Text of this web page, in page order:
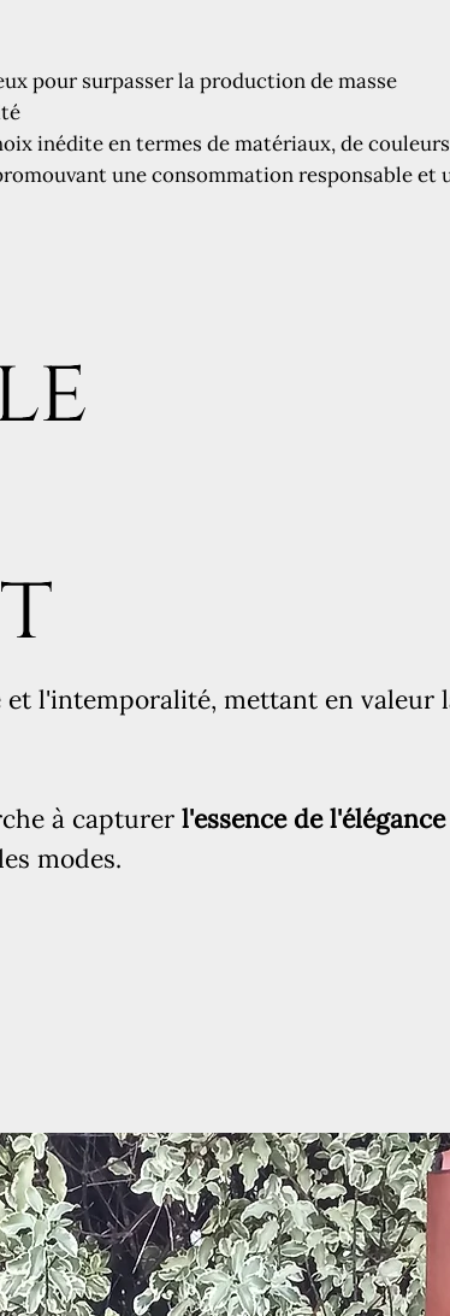
pour surpasser la production de masse
inédite en termes de matériaux, de
une consommation responsable et
l'intemporalité, mettant en valeur
à capturer l'essence de
modes.